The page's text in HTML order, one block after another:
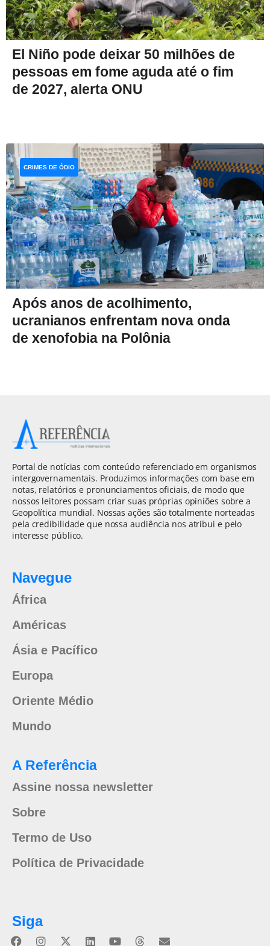
El Niño pode deixar 50 milhões de
pessoas em fome aguda até o fim
de 2027, alerta ONU
Após anos de acolhimento,
ucranianos enfrentam nova onda
de xenofobia na Polônia
CRIMES DE ÓDIO
Portal de notícias com conteúdo referenciado em organismos
intergovernamentais. Produzimos informações com base em
notas, relatórios e pronunciamentos oficiais, de modo que
nossos leitores possam criar suas próprias opiniões sobre a
Geopolítica mundial. Nossas ações são totalmente norteadas
pela credibilidade que nossa audiência nos atribui e pelo
interesse público.
Navegue
África
Américas
Ásia e Pacífico
Europa
Oriente Médio
Mundo
A Referência
Assine nossa newsletter
Sobre
Termo de Uso
Política de Privacidade
Siga